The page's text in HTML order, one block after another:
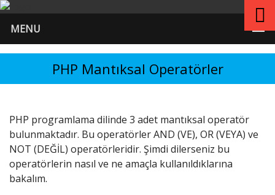
MENU
PHP Mantıksal Operatörler
PHP programlama dilinde 3 adet mantıksal operatör
bulunmaktadır. Bu operatörler AND (VE), OR (VEYA) ve
NOT (DEĞİL) operatörleridir. Şimdi dilerseniz bu
operatörlerin nasıl ve ne amaçla kullanıldıklarına
bakalım.